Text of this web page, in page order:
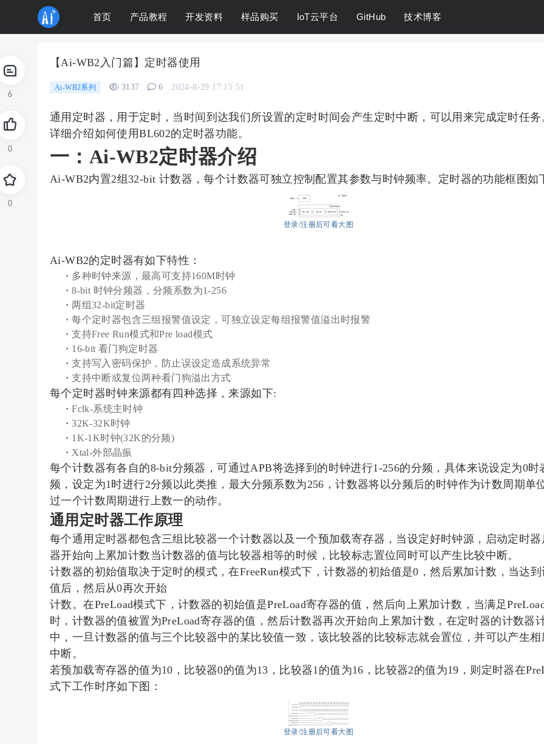
首页 产品教程 开发资料 样品购买 IoT云平台 GitHub 技术博客
6
0
0
【Ai-WB2入门篇】定时器使用
Ai-WB2系列 3137 6 2024-8-29 17:15:51
通用定时器，用于定时，当时间到达我们所设置的定时时间会产生定时中断，可以用来完成定时任
详细介绍如何使用BL602的定时器功能。
一：Ai-WB2定时器介绍
Ai-WB2内置2组32-bit 计数器，每个计数器可独立控制配置其参数与时钟频率。定时器的功能框图如
登录/注册后可看大图
Ai-WB2的定时器有如下特性：
· 多种时钟来源，最高可支持160M时钟
·8-bit 时钟分频器，分频系数为1-256
·两组32-bit定时器
·每个定时器包含三组报警值设定，可独立设定每组报警值溢出时报警
·支持Free Run模式和Pre load模式
· 16-bit 看门狗定时器
·支持写入密码保护，防止误设定造成系统异常
·支持中断或复位两种看门狗溢出方式
每个定时器时钟来源都有四种选择，来源如下:
·Fclk-系统主时钟
·32K-32K时钟
· 1K-1K时钟(32K的分频)
· Xtal-外部晶振
每个计数器有各自的8-bit分频器，可通过APB将选择到的时钟进行1-256的分频，具体来说设定为0时
频，设定为1时进行2分频以此类推，最大分频系数为256，计数器将以分频后的时钟作为计数周期单
过一个计数周期进行上数一的动作。
通用定时器工作原理
每个通用定时器都包含三组比较器一个计数器以及一个预加载寄存器，当设定好时钟源，启动定时器
器开始向上累加计数当计数器的值与比较器相等的时候，比较标志置位同时可以产生比较中断。
计数器的初始值取决于定时的模式，在FreeRun模式下，计数器的初始值是0，然后累加计数，当达到
值后，然后从0再次开始
计数。在PreLoad模式下，计数器的初始值是PreLoad寄存器的值，然后向上累加计数，当满足
时，计数器的值被置为PreLoad寄存器的值，然后计数器再次开始向上累加计数，在定时器的计数器
中，一旦计数器的值与三个比较器中的某比较值一致，该比较器的比较标志就会置位，并可以产生
中断。
若预加载寄存器的值为10，比较器0的值为13，比较器1的值为16，比较器2的值为19，则定时器在
式下工作时序如下图：
登录/注册后可看大图